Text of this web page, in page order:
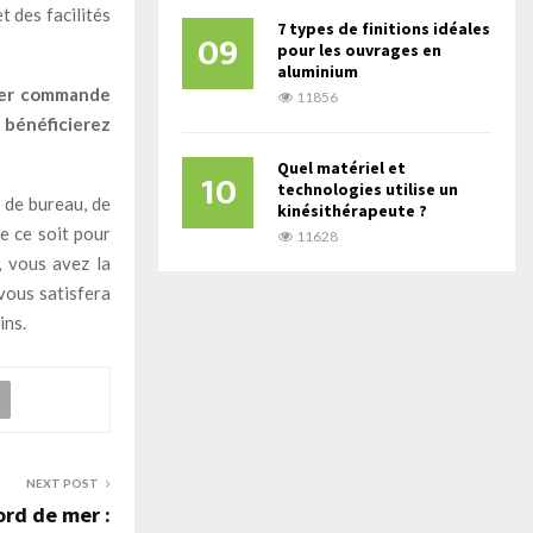
des facilités
commande
bureau, de
ce soit pour
avez la
satisfera
NEXT POST
de mer :
09
7 types de finitions idéales
pour les ouvrages en
aluminium
11856
10
Quel matériel et
technologies utilise un
kinésithérapeute ?
11628